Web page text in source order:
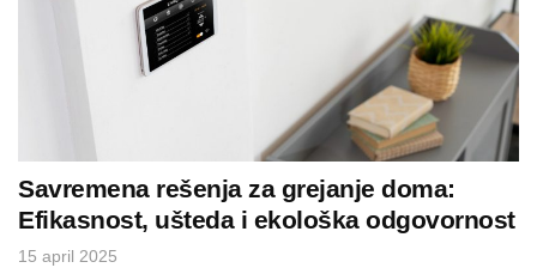
Savremena rešenja za grejanje doma:
Efikasnost, ušteda i ekološka odgovornost
15 april 2025